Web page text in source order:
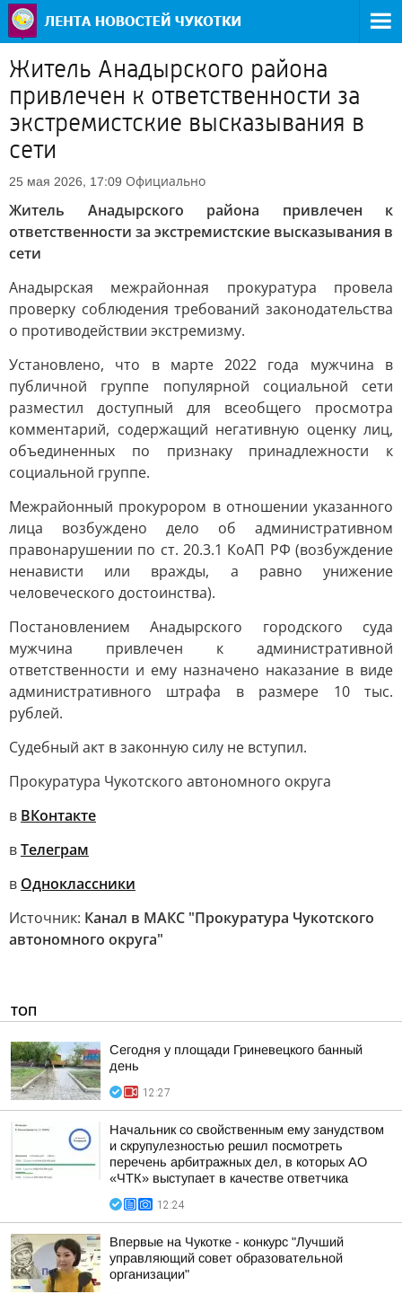
Житель Анадырского района
привлечен к ответственности за
экстремистские высказывания в
сети
25 мая 2026, 17:09 Официально
Житель Анадырского района привлечен к
ответственности за экстремистские высказывания в
сети
Анадырская межрайонная прокуратура провела
проверку соблюдения требований законодательства
о противодействии экстремизму.
Установлено, что в марте 2022 года мужчина в
публичной группе популярной социальной сети
разместил доступный для всеобщего просмотра
комментарий, содержащий негативную оценку лиц,
объединенных по признаку принадлежности к
социальной группе.
Межрайонный прокурором в отношении указанного
лица возбуждено дело об административном
правонарушении по ст. 20.3.1 КоАП РФ (возбуждение
ненависти или вражды, а равно унижение
человеческого достоинства).
Постановлением Анадырского городского суда
мужчина привлечен к административной
ответственности и ему назначено наказание в виде
административного штрафа в размере 10 тыс.
рублей.
Судебный акт в законную силу не вступил.
Прокуратура Чукотского автономного округа
в ВКонтакте
вТелеграм
в Одноклассники
Источник: Канал в МАКС "Прокуратура Чукотского
автономного округа"
ТОП
Сегодня у площади Гриневецкого банный
день
12:27
Начальник со свойственным ему занудством
и скрупулезностью решил посмотреть
перечень арбитражных дел, в которых АО
«ЧТК» выступает в качестве ответчика
12:24
Впервые на Чукотке - конкурс "Лучший
управляющий совет образовательной
организации"